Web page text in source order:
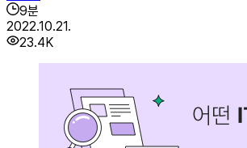
9분
2022.10.21.
23.4K